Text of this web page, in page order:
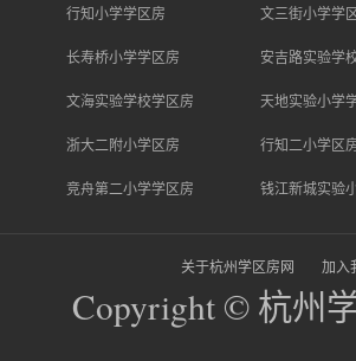
行知小学学区房 文三街小学学
长寿桥小学学区房 安吉路实验学
文海实验学校学区房 天地实验小学
浙大二附小学区房 行知二小学区
竞舟第二小学学区房 钱江新城实验
关于杭州学区房网 加入
Copyright © 杭州